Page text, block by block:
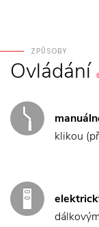
ZPŮSOBY
Ovládání
klikou